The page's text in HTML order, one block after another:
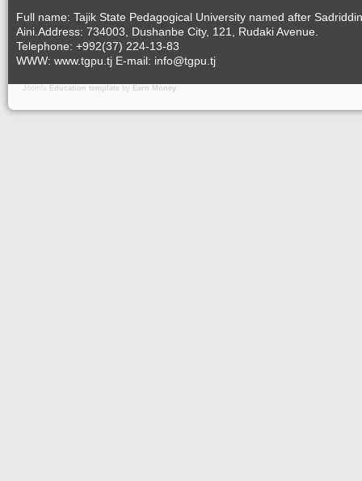
Full name: Tajik State Pedagogical University named after Sadriddin
Aini.Address: 734003, Dushanbe City, 121, Rudaki Avenue.
Telephone: +992(37) 224-13-83
WWW: www.tgpu.tj E-mail: info@tgpu.tj
Joomla Education template by Earn Money.